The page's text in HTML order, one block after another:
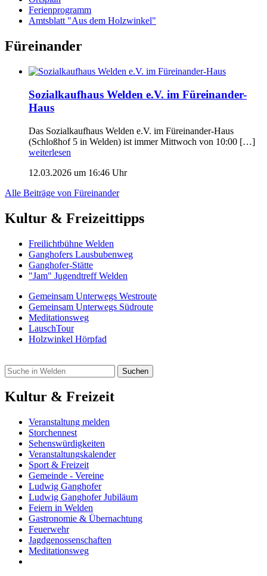
Ferienprogramm
Amtsblatt "Aus dem Holzwinkel"
Füreinander
Sozialkaufhaus Welden e.V. im Füreinander-
Haus
Das Sozialkaufhaus Welden e.V. im Füreinander-Haus
(Schloßhof 5 in Welden) ist immer Mittwoch von 10:00 […]
weiterlesen
12.03.2026 um 16:46 Uhr
Alle Beiträge von Füreinander
Kultur & Freizeittipps
Freilicht­bühne Welden
Ganghofers Lausbubenweg
Ganghofer-Stätte
"Jam" Jugendtreff Welden
Gemeinsam Unterwegs Westroute
Gemeinsam Unterwegs Südroute
Meditationsweg
LauschTour
Holzwinkel Hörpfad
Kultur & Freizeit
Veranstaltung melden
Storchennest
Sehenswürdigkeiten
Veranstaltungskalender
Sport & Freizeit
Gemeinde - Vereine
Ludwig Ganghofer
Ludwig Ganghofer Jubiläum
Feiern in Welden
Gastronomie & Übernachtung
Feuerwehr
Jagdgenossenschaften
Meditationsweg